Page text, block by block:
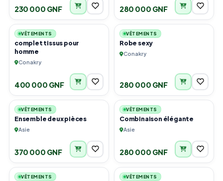
230 000 GNF 280 000 GNF
1
VÊTEMENTS
complet tissus pour
homme
Conakry
400 000 GNF
1
VÊTEMENTS
Robe sexy
Conakry
280 000 GNF
3
VÊTEMENTS
Ensemble deux pièces
Asie
370 000 GNF
3
VÊTEMENTS
Combinaison élégante
Asie
280 000 GNF
6
VÊTEMENTS
4
VÊTEMENTS